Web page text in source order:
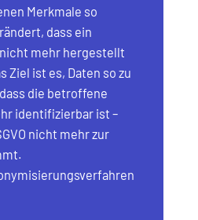
Merkmale so
dass ein
mehr hergestellt
Ziel ist es, Daten so zu
die betroffene
identifizierbar ist –
nicht mehr zur